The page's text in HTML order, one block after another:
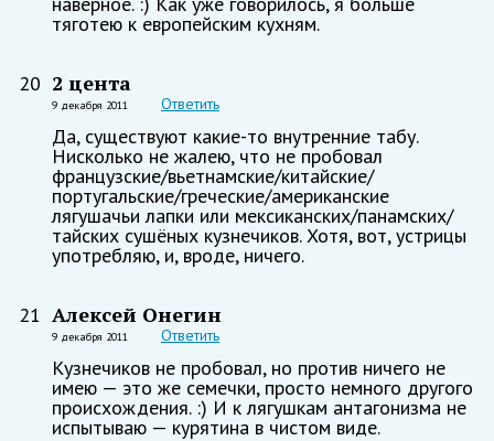
тяготею к европейским кухням.
20 2 цента
9 декабря 2011 Ответить
Да, существуют какие-то внутренние табу.
Нисколько не жалею, что не пробовал
французские/вьетнамские/китайские/
португальские/греческие/американские
лягушачьи лапки или мексиканских/панамских/
тайских сушёных кузнечиков. Хотя, вот, устрицы
употребляю, и, вроде, ничего.
21 Алексей Онегин
9 декабря 2011 Ответить
Кузнечиков не пробовал, но против ничего не
имею — это же семечки, просто немного другого
происхождения. :) И к лягушкам антагонизма не
испытываю — курятина в чистом виде.